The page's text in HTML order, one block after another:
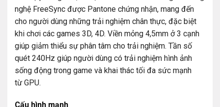
nghệ FreeSync được Pantone chứng nhận, mang đến
cho người dùng những trải nghiệm chân thực, đặc biệt
khi chơi các games 3D, 4D. Viền mỏng 4,5mm ở 3 cạnh
giúp giảm thiểu sự phân tâm cho trải nghiệm. Tần số
quét 240Hz giúp người dùng có trải nghiệm hình ảnh
sống động trong game và khai thác tối đa sức mạnh
từ GPU.
Cấu hình mạnh